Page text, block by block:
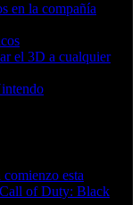
en la compañía
el 3D a cualquier
esta
of Duty: Black